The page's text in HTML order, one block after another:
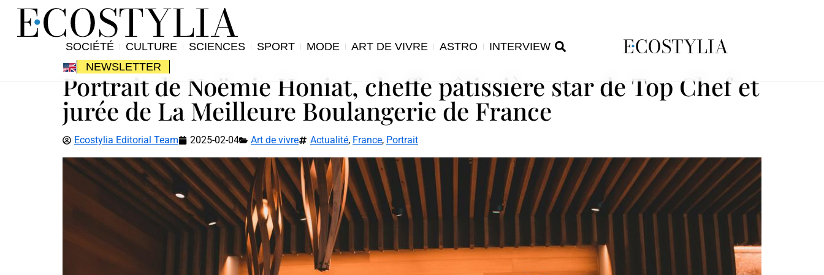
SOCIÉTÉ CULTURE SCIENCES SPORT MODE ART DE VIVRE ASTRO
INTERVIEW
NEWSLETTER
Portrait de Noëmie Honiat, cheffe pâtissière star de Top Chef et
jurée de La Meilleure Boulangerie de France
Ecostylia Editorial Team 2025-02-04 Art de vivre Actualité, France, Portrait